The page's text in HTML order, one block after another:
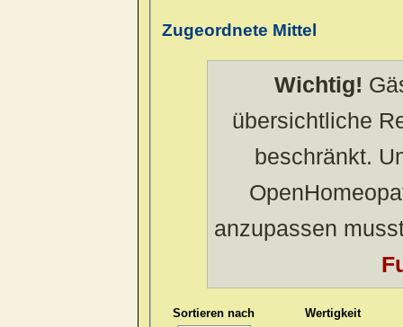
Zugeordnete Mittel
Wichtig!
übersichtliche
beschränkt.
anzupassen
Sortieren nach Wertigkeit